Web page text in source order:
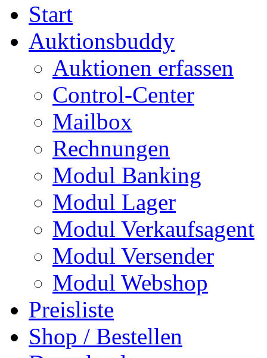
Start
Auktionsbuddy
Auktionen erfassen
Control-Center
Mailbox
Rechnungen
Modul Banking
Modul Lager
Modul Verkaufsagent
Modul Versender
Modul Webshop
Preisliste
Shop / Bestellen